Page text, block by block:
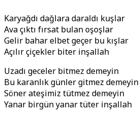
Karyağdı dağlara daraldı kuşlar
Ava çıktı fırsat bulan oşoşlar
Gelir bahar elbet geçer bu kışlar
Açılır çiçekler biter inşallah
Uzadı geceler bitmez demeyin
Bu karanlık günler gitmez demeyin
Söner ateşimiz tütmez demeyin
Yanar birgün yanar tüter inşallah